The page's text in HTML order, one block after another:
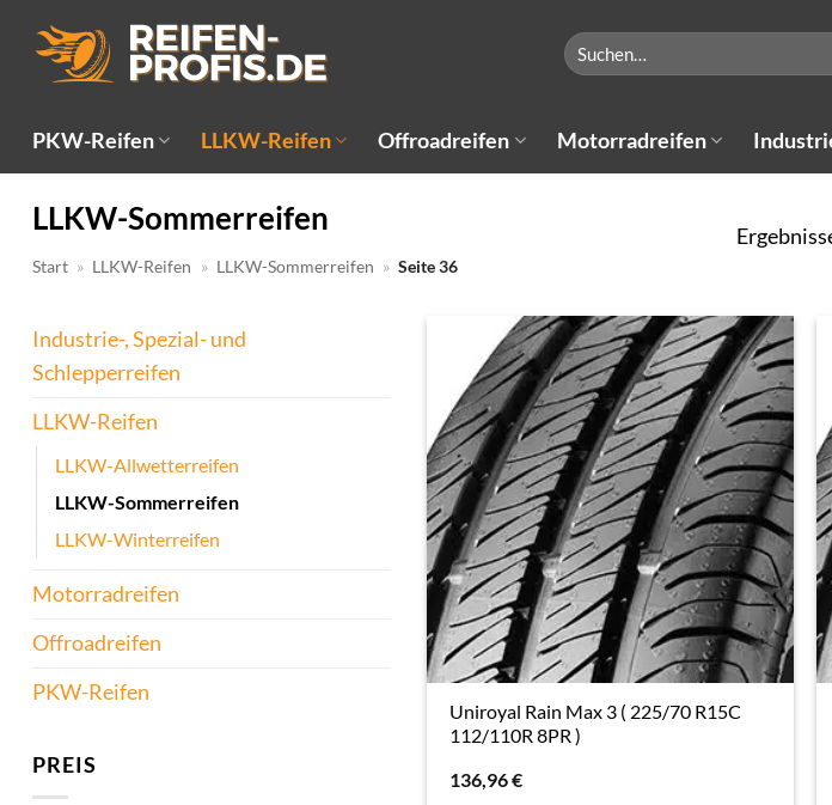
Inhalt
springen
Suchen
nach:
PKW-Reifen LLKW-Reifen Offroadreifen Motorradreifen
LLKW-Sommerreifen
Start » LLKW-Reifen » LLKW-Sommerreifen » Seite 36
Industrie-, Spezial- und
Schlepperreifen
LLKW-Reifen
LLKW-Allwetterreifen
LLKW-Sommerreifen
LLKW-Winterreifen
Motorradreifen
Offroadreifen
PKW-Reifen
PREIS
Uniroyal Rain Max 3 ( 225/70 R15C
112/110R 8PR )
136,96€